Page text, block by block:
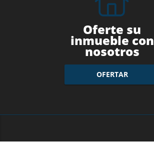
Oferte su
inmueble con
nosotros
OFERTAR